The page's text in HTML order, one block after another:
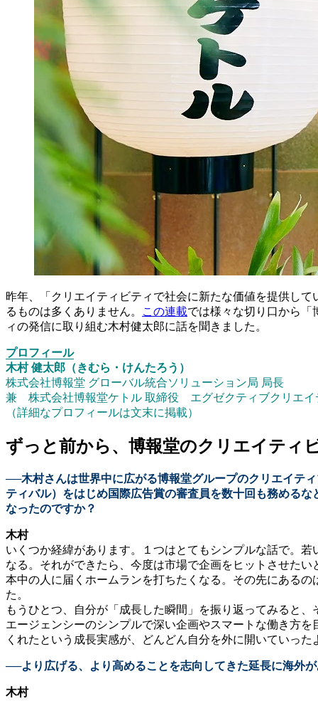
昨年、「クリエイティビティで社会に新たな価値を提供し
るものは多くありません。
この連載では様々な切り口から「
ィの発信に取り組む木村健太郎に話を聞きました。
プロフィール
木村 健太郎（きむら・けんたろう）
株式会社博報堂 グローバル統合ソリューション局 局長
兼 株式会社博報堂ケトル 取締役 エグゼクティブクリエイ
（詳細なプロフィールは文末に掲載）
ずっと前から、博報堂のクリエイティ
──木村さんは世界中に広がる博報堂グループのクリエイテ
ティバル）をはじめ国際広告賞の審査員を数十回も務める
なったのですか？
木村
いくつか経緯があります。１つはとてもシンプルな話で。
なる。それができたら、今度は市場で企画をヒットさせた
本中の人に届くホームランを打ちたくなる。その先にある
た。
もうひとつ、自分が「成長した瞬間」を振り返ってみると
エージェンシーのシンプルで深い企画やスマートな働き方
くれたという成長実感が、どんどん自分を外に開いていった
──より広げる、より高めることを志向してきた延長に海外が
木村